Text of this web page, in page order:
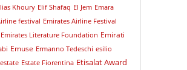
Khoury Elif Shafaq El Jem Emara
festival Emirates Airline Festival
Emirates Literature Foundation Emirati
Emuse Ermanno Tedeschi esilio
estate Estate Fiorentina Etisalat Award